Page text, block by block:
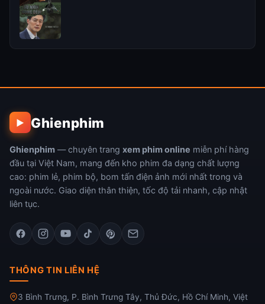
▶ Ghienphim
Ghienphim — chuyên trang xem phim online miễn phí hàng
đầu tại Việt Nam, mang đến kho phim đa dạng chất lượng
cao: phim lẻ, phim bộ, bom tấn điện ảnh mới nhất trong và
ngoài nước. Giao diện thân thiện, tốc độ tải nhanh, cập nhật
liên tục.
THÔNG TIN LIÊN HỆ
3 Bình Trưng, P. Bình Trưng Tây, Thủ Đức, Hồ Chí Minh, Việt